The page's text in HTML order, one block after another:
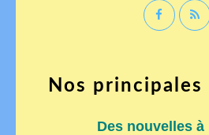
Nos
Des nouvelles à